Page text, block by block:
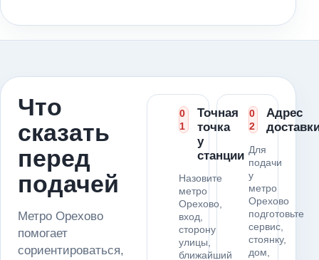
Что
сказать
перед
подачей
Метро Орехово
помогает
сориентироваться,
0
1
Точная
точка
у
станции
Назовите
метро
Орехово,
вход,
сторону
улицы,
ближайший
0
2
Адрес
Для
подачи
у
метро
Орехово
подготовьте
сервис,
стоянку,
дом,